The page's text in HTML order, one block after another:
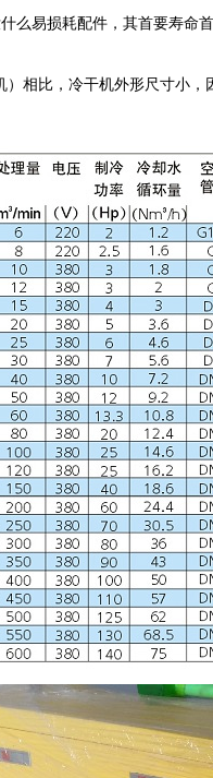
么易损耗配件，其首要寿命
比，冷干机外形尺寸小，